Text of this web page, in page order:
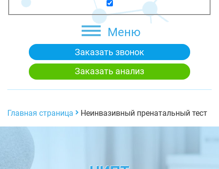
Меню
Заказать звонок
Заказать анализ
Главная страница Неинвазивный пренатальный тест